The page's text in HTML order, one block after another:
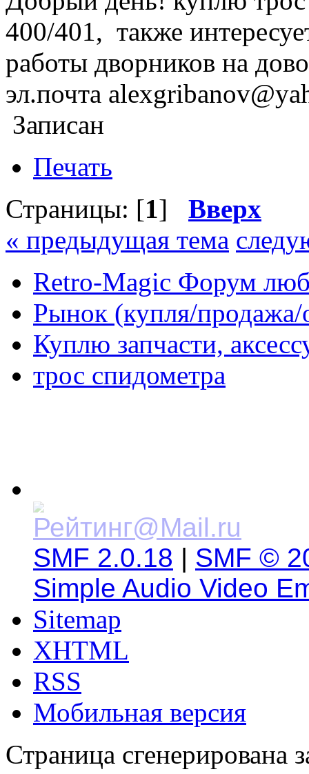
400/401, также
работы дворников на
эл.почта
Записан
Печать
Страницы: [1] Вверх
« предыдущая тема
Retro-Magic Форум
Рынок (купля/продажа/
Куплю запчасти,
трос спидометра
SMF 2.0.18 | SMF ©
Simple Audio Video
Sitemap
XHTML
RSS
Мобильная версия
Страница сгенерирована